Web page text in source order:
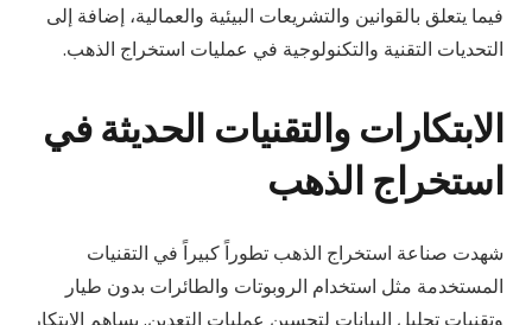
فيما يتعلق بالقوانين والتشريعات البيئية والعمالية، إضافة إلى
التحديات التقنية والتكنولوجية في عمليات استخراج الذهب.
الابتكارات والتقنيات الحديثة في
استخراج الذهب
شهدت صناعة استخراج الذهب تطوراً كبيراً في التقنيات
المستخدمة مثل استخدام الروبوتات والطائرات بدون طيار
وتقنيات تحليل البيانات لتحسين عمليات التعدين. يساهم الابتكار